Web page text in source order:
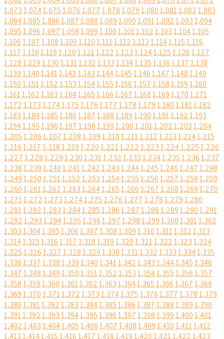
1,0731,0741,0751,0761,0771,0781,0791,0801,0811,0821,083
1,0841,0851,0861,0871,0881,0891,0901,0911,0921,0931,094
1,0951,0961,0971,0981,0991,1001,1011,1021,1031,1041,105
1,1061,1071,1081,1091,1101,1111,1121,1131,1141,1151,116
1,1171,1181,1191,1201,1211,1221,1231,1241,1251,1261,127
1,1281,1291,1301,1311,1321,1331,1341,1351,1361,1371,138
1,1391,1401,1411,1421,1431,1441,1451,1461,1471,1481,149
1,1501,1511,1521,1531,1541,1551,1561,1571,1581,1591,160
1,1611,1621,1631,1641,1651,1661,1671,1681,1691,1701,171
1,1721,1731,1741,1751,1761,1771,1781,1791,1801,1811,182
1,1831,1841,1851,1861,1871,1881,1891,1901,1911,1921,193
1,1941,1951,1961,1971,1981,1991,2001,2011,2021,2031,204
1,2051,2061,2071,2081,2091,2101,2111,2121,2131,2141,215
1,2161,2171,2181,2191,2201,2211,2221,2231,2241,2251,226
1,2271,2281,2291,2301,2311,2321,2331,2341,2351,2361,237
1,2381,2391,2401,2411,2421,2431,2441,2451,2461,2471,248
1,2491,2501,2511,2521,2531,2541,2551,2561,2571,2581,259
1,2601,2611,2621,2631,2641,2651,2661,2671,2681,2691,270
1,2711,2721,2731,2741,2751,2761,2771,2781,2791,280
1,2811,2821,2831,2841,2851,2861,2871,2881,2891,2901,291
1,2921,2931,2941,2951,2961,2971,2981,2991,3001,3011,302
1,3031,3041,3051,3061,3071,3081,3091,3101,3111,3121,313
1,3141,3151,3161,3171,3181,3191,3201,3211,3221,3231,324
1,3251,3261,3271,3281,3291,3301,3311,3321,3331,3341,335
1,3361,3371,3381,3391,3401,3411,3421,3431,3441,3451,346
1,3471,3481,3491,3501,3511,3521,3531,3541,3551,3561,357
1,3581,3591,3601,3611,3621,3631,3641,3651,3661,3671,368
1,3691,3701,3711,3721,3731,3741,3751,3761,3771,3781,379
1,3801,3811,3821,3831,3841,3851,3861,3871,3881,3891,390
1,3911,3921,3931,3941,3951,3961,3971,3981,3991,4001,401
1,4021,4031,4041,4051,4061,4071,4081,4091,4101,4111,412
1,4131,4141,4151,4161,4171,4181,4191,4201,4211,4221,423